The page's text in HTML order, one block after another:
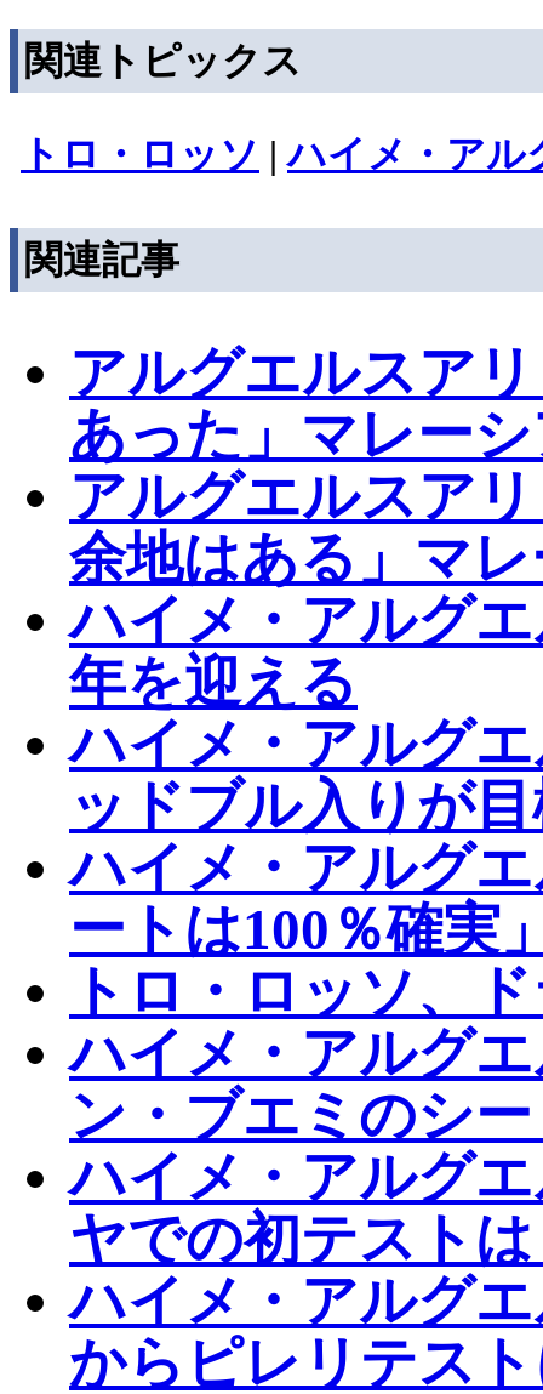
関連トピックス
トロ・ロッソ |ハイメ・アル
関連記事
アルグエルスア
あった」マレー
アルグエルスア
余地はある」マ
ハイメ・アルグ
年を迎える
ハイメ・アルグ
ッドブル入りが
ハイメ・アルグ
ートは100％確実
トロ・ロッソ、
ハイメ・アルグ
ン・ブエミのシ
ハイメ・アルグ
ヤでの初テスト
ハイメ・アルグ
からピレリテス